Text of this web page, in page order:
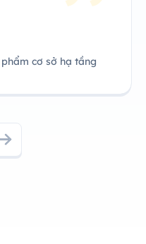
cơ sở hạ tầng